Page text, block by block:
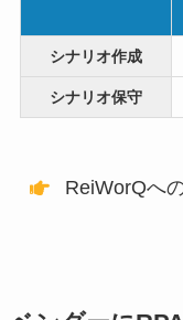
シナリオ作成
シナリオ保守
ReiWorQへ